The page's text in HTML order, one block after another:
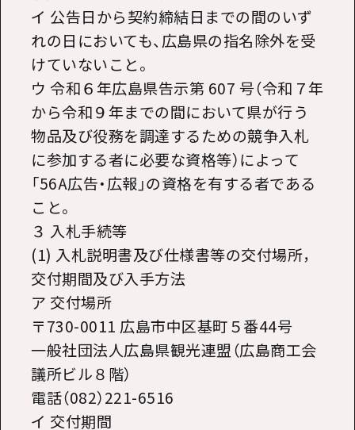
イ 公告日から契約締結日までの間のいず
れの日においても、広島県の指名除外を受
けていないこと。
ウ 令和６年広島県告示第 607 号（令和７年
から令和９年までの間において県が行う
物品及び役務を調達するための競争入札
に参加する者に必要な資格等）によって
「56A広告・広報」の資格を有する者である
こと。
３ 入札手続等
(1) 入札説明書及び仕様書等の交付場所，
交付期間及び入手方法
ア 交付場所
〒730-0011 広島市中区基町５番44号
一般社団法人広島県観光連盟（広島商工会
議所ビル８階）
電話（082）221-6516
イ 交付期間